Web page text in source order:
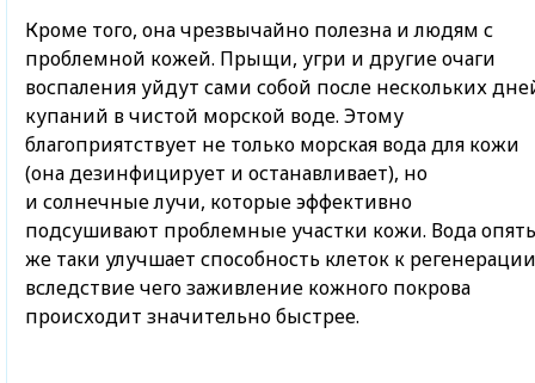
Кроме того, она чрезвычайно полезна и людям с
проблемной кожей. Прыщи, угри и другие очаги
воспаления уйдут сами собой после нескольких
купаний в чистой морской воде. Этому
благоприятствует не только морская вода для кожи
(она дезинфицирует и останавливает), но
и солнечные лучи, которые эффективно
подсушивают проблемные участки кожи. Вода опять
же таки улучшает способность клеток к
вследствие чего заживление кожного покрова
происходит значительно быстрее.